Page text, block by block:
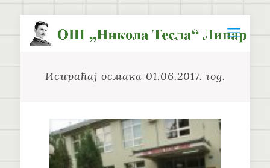
Испраћај осмака 01.06.2017. год.